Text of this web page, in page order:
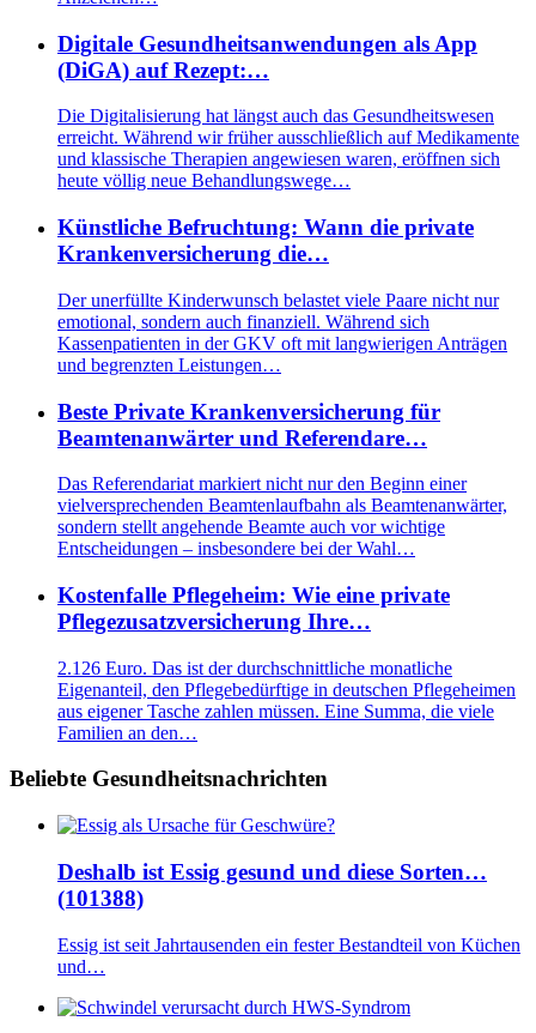
Digitale Gesundheitsanwendungen als App
(DiGA) auf Rezept:…
Die Digitalisierung hat längst auch das Gesundheitswesen
erreicht. Während wir früher ausschließlich auf Medikamente
und klassische Therapien angewiesen waren, eröffnen sich
heute völlig neue Behandlungswege…
Künstliche Befruchtung: Wann die private
Krankenversicherung die…
Der unerfüllte Kinderwunsch belastet viele Paare nicht nur
emotional, sondern auch finanziell. Während sich
Kassenpatienten in der GKV oft mit langwierigen Anträgen
und begrenzten Leistungen…
Beste Private Krankenversicherung für
Beamtenanwärter und Referendare…
Das Referendariat markiert nicht nur den Beginn einer
vielversprechenden Beamtenlaufbahn als Beamtenanwärter,
sondern stellt angehende Beamte auch vor wichtige
Entscheidungen – insbesondere bei der Wahl…
Kostenfalle Pflegeheim: Wie eine private
Pflegezusatzversicherung Ihre…
2.126 Euro. Das ist der durchschnittliche monatliche
Eigenanteil, den Pflegebedürftige in deutschen Pflegeheimen
aus eigener Tasche zahlen müssen. Eine Summa, die viele
Familien an den…
Beliebte Gesundheitsnachrichten
Deshalb ist Essig gesund und diese Sorten…
(101388)
Essig ist seit Jahrtausenden ein fester Bestandteil von Küchen
und…